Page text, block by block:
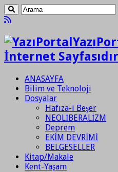
İnternet Sayfasıdır
ANASAYFA
Bilim ve Teknoloji
Dosyalar
Hafıza-i Beşer
NEOLİBERALİZM
Deprem
EKİM DEVRİMİ
BELGESELLER
Kitap/Makale
Kent-Yaşam